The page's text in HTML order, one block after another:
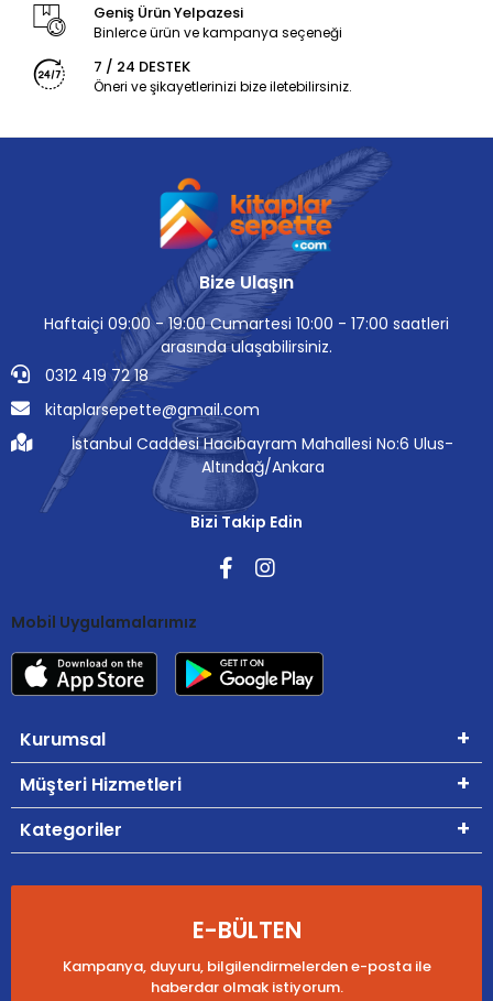
Geniş Ürün Yelpazesi
Binlerce ürün ve kampanya seçeneği
7 / 24 DESTEK
Öneri ve şikayetlerinizi bize iletebilirsiniz.
Bize Ulaşın
Haftaiçi 09:00 - 19:00 Cumartesi 10:00 - 17:00 saatleri
arasında ulaşabilirsiniz.
0312 419 72 18
kitaplarsepette@gmail.com
İstanbul Caddesi Hacıbayram Mahallesi No:6 Ulus-
Altındağ/Ankara
Bizi Takip Edin
Mobil Uygulamalarımız
Kurumsal
Müşteri Hizmetleri
Kategoriler
E-BÜLTEN
Kampanya, duyuru, bilgilendirmelerden e-posta ile
haberdar olmak istiyorum.